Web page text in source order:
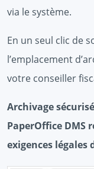
via le système.
En un seul clic de
l’emplacement
votre conseiller
Archivage
PaperOffice DMS
exigences légales